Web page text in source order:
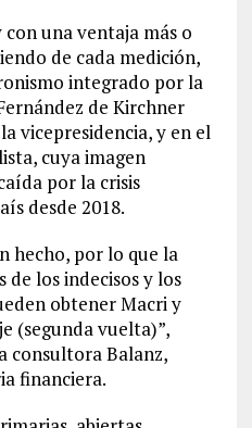
una ventaja más o
de cada medición,
integrado por la
de Kirchner
vicepresidencia, y en el
cuya imagen
por la crisis
desde 2018.
hecho, por lo que la
de los indecisos y los
obtener Macri y
(segunda vuelta)”,
consultora Balanz,
financiera.